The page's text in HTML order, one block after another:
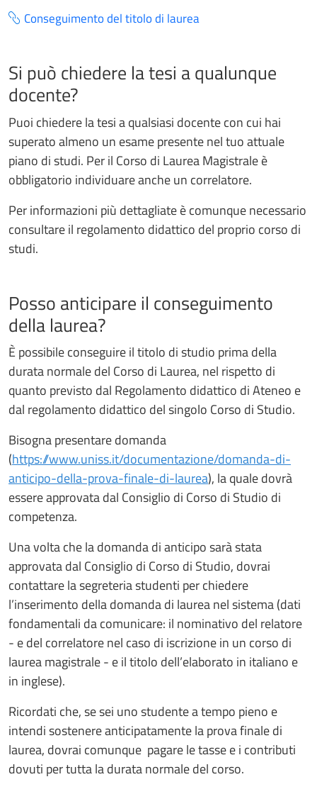
Conseguimento del titolo di laurea
Si può chiedere la tesi a qualunque
docente?
Puoi chiedere la tesi a qualsiasi docente con cui hai
superato almeno un esame presente nel tuo attuale
piano di studi. Per il Corso di Laurea Magistrale è
obbligatorio individuare anche un correlatore.
Per informazioni più dettagliate è comunque necessario
consultare il regolamento didattico del proprio corso di
studi.
Posso anticipare il conseguimento
della laurea?
È possibile conseguire il titolo di studio prima della
durata normale del Corso di Laurea, nel rispetto di
quanto previsto dal Regolamento didattico di Ateneo e
dal regolamento didattico del singolo Corso di Studio.
Bisogna presentare domanda
(https://www.uniss.it/documentazione/domanda-di-
anticipo-della-prova-finale-di-laurea), la quale dovrà
essere approvata dal Consiglio di Corso di Studio di
competenza.
Una volta che la domanda di anticipo sarà stata
approvata dal Consiglio di Corso di Studio, dovrai
contattare la segreteria studenti per chiedere
l’inserimento della domanda di laurea nel sistema (dati
fondamentali da comunicare: il nominativo del relatore
- e del correlatore nel caso di iscrizione in un corso di
laurea magistrale - e il titolo dell’elaborato in italiano e
in inglese).
Ricordati che, se sei uno studente a tempo pieno e
intendi sostenere anticipatamente la prova finale di
laurea, dovrai comunque pagare le tasse e i contributi
dovuti per tutta la durata normale del corso.